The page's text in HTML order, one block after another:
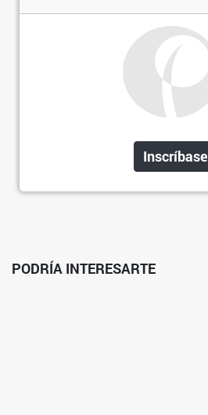
Inscríbase
PODRÍA INTERESARTE